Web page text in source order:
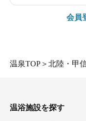
会員
温泉TOP ＞ 北陸・甲
温浴施設を探す